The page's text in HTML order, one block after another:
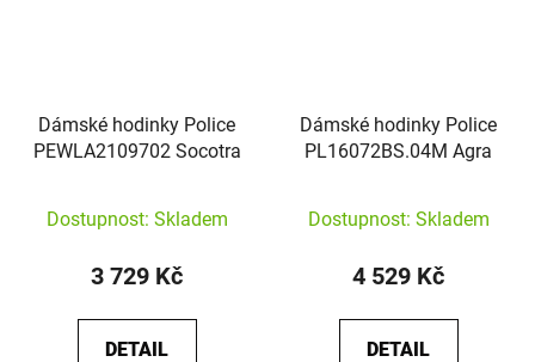
Dámské hodinky Police
PEWLA2109702 Socotra
Dostupnost: Skladem
3 729 Kč
DETAIL
Dámské hodinky Police
PL16072BS.04M Agra
Dostupnost: Skladem
4 529 Kč
DETAIL